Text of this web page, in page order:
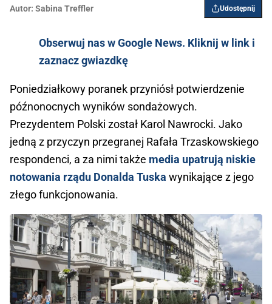
Autor: Sabina Treffler Udostępnij
Obserwuj nas w Google News. Kliknij w link i
zaznacz gwiazdkę
Poniedziałkowy poranek przyniósł potwierdzenie
późnonocnych wyników sondażowych.
Prezydentem Polski został Karol Nawrocki. Jako
jedną z przyczyn przegranej Rafała Trzaskowskiego
respondenci, a za nimi także media upatrują niskie
notowania rządu Donalda Tuska wynikające z jego
złego funkcjonowania.